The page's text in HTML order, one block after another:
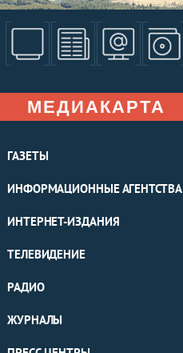
МЕДИАКАРТА
ГАЗЕТЫ
ИНФОРМАЦИОННЫЕ АГЕНТСТВА
ИНТЕРНЕТ-ИЗДАНИЯ
ТЕЛЕВИДЕНИЕ
РАДИО
ЖУРНАЛЫ